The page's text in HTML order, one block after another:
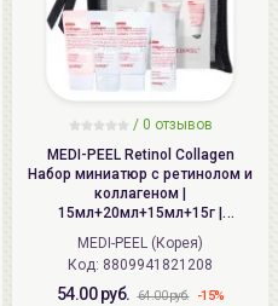
/ 0 отзывов
MEDI-PEEL Retinol Collagen
Набор миниатюр с ретинолом и
коллагеном |
15мл+20мл+15мл+15г |
MEDIPEEL Retinol Collagen Lifting
Trial Kit
MEDI-PEEL (Корея)
Код: 8809941821208
54.00 руб. 64.00 руб. -15%